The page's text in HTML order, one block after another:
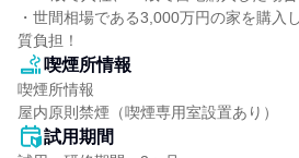
・世間相場である3,000万円の家を購入
質負担！
喫煙所情報
喫煙所情報
屋内原則禁煙（喫煙専用室設置あり）
試用期間